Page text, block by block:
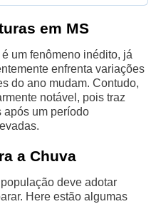
em MS
um fenômeno inédito, já
enfrenta variações
do ano mudam. Contudo,
notável, pois traz
após um período
a Chuva
deve adotar
Here estão algumas